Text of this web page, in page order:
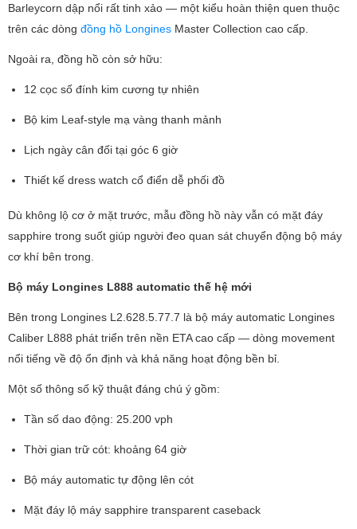
Barleycorn dập nổi rất tinh xảo — một kiểu hoàn thiện quen thuộc
trên các dòng đồng hồ Longines Master Collection cao cấp.
Ngoài ra, đồng hồ còn sở hữu:
12 cọc số đính kim cương tự nhiên
Bộ kim Leaf-style mạ vàng thanh mảnh
Lịch ngày cân đối tại góc 6 giờ
Thiết kế dress watch cổ điển dễ phối đồ
Dù không lộ cơ ở mặt trước, mẫu đồng hồ này vẫn có mặt đáy
sapphire trong suốt giúp người đeo quan sát chuyển động bộ máy
cơ khí bên trong.
Bộ máy Longines L888 automatic thế hệ mới
Bên trong Longines L2.628.5.77.7 là bộ máy automatic Longines
Caliber L888 phát triển trên nền ETA cao cấp — dòng movement
nổi tiếng về độ ổn định và khả năng hoạt động bền bỉ.
Một số thông số kỹ thuật đáng chú ý gồm:
Tần số dao động: 25.200 vph
Thời gian trữ cót: khoảng 64 giờ
Bộ máy automatic tự động lên cót
Mặt đáy lộ máy sapphire transparent caseback